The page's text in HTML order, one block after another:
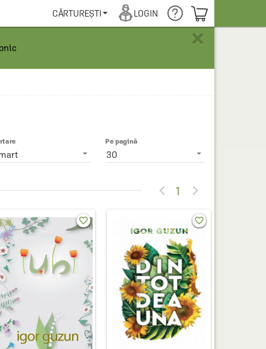
CĂRTUREȘTI LOGIN COȘUL TĂU
×
Pe pagină
30
 1 
favorite_border favorite_border